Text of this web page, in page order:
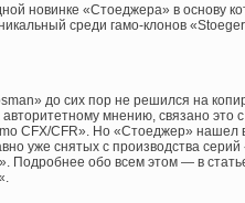
новинке «Стоеджера» в основу
среди гамо-клонов
до сих пор не решился на
мнению, связано
CFX/CFR». Но «Стоеджер»
уже снятых с производства
Подробнее обо всем этом — в